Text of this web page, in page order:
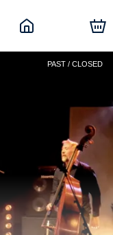
PAST / CLOSED